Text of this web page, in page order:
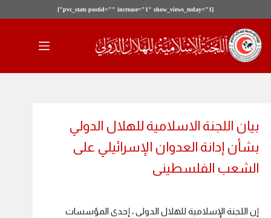
[pvc_stats postid="" increase="1" show_views_today="1"]
إلى
المحتوى
بيان اللجنة الاسلامية للهلال الدولي
بشأن إدانة العدوان الإسرائيلي على
الشعب الفلسطينى
إن اللجنة الإسلامية للهلال الدولى ، إحدى المؤسسات